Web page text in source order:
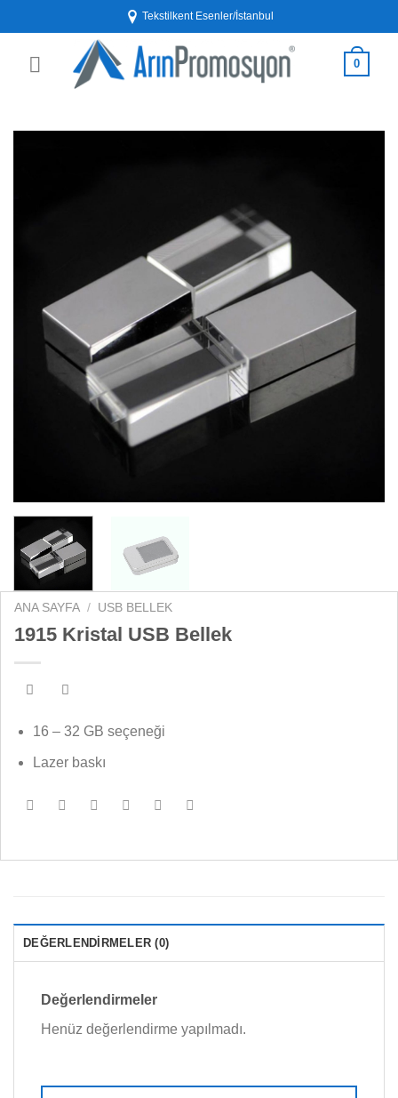
atla
Tekstilkent Esenler/İstanbul
0
ANA SAYFA / USB BELLEK
1915 Kristal USB Bellek
16 – 32 GB seçeneği
Lazer baskı
DEĞERLENDIRMELER (0)
Değerlendirmeler
Henüz değerlendirme yapılmadı.